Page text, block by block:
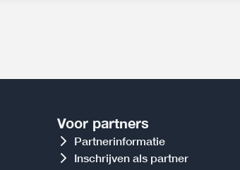
Voor partners
Partnerinformatie
Inschrijven als partner